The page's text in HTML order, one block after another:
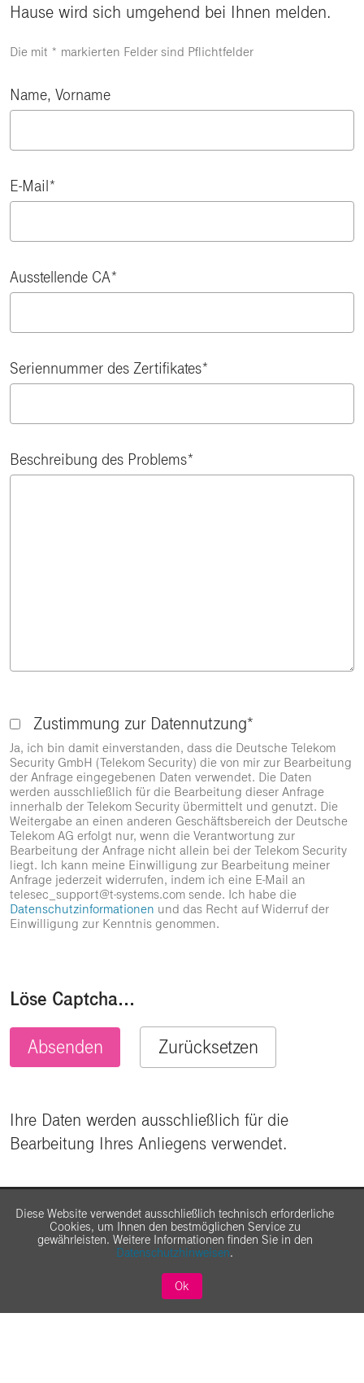
Diese Website verwendet ausschließlich technisch erforderliche
Cookies, um Ihnen den bestmöglichen Service zu
gewährleisten. Weitere Informationen finden Sie in den
Datenschutzhinweisen.
Ok
Hause wird sich umgehend bei Ihnen melden.
Die mit * markierten Felder sind Pflichtfelder
Name, Vorname
E-Mail
Ausstellende CA
Seriennummer des Zertifikates
Beschreibung des Problems
Zustimmung zur Datennutzung*
Ja, ich bin damit einverstanden, dass die Deutsche Telekom
Security GmbH (Telekom Security) die von mir zur Bearbeitung
der Anfrage eingegebenen Daten verwendet. Die Daten
werden ausschließlich für die Bearbeitung dieser Anfrage
innerhalb der Telekom Security übermittelt und genutzt. Die
Weitergabe an einen anderen Geschäftsbereich der Deutsche
Telekom AG erfolgt nur, wenn die Verantwortung zur
Bearbeitung der Anfrage nicht allein bei der Telekom Security
liegt. Ich kann meine Einwilligung zur Bearbeitung meiner
Anfrage jederzeit widerrufen, indem ich eine E-Mail an
telesec_support@t-systems.com sende. Ich habe die
Datenschutzinformationen und das Recht auf Widerruf der
Einwilligung zur Kenntnis genommen.
Löse Captcha...
Ihre Daten werden ausschließlich für die
Bearbeitung Ihres Anliegens verwendet.